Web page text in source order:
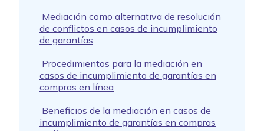
Mediación como alternativa de resolución
de conflictos en casos de incumplimiento
de garantías
Procedimientos para la mediación en
casos de incumplimiento de garantías en
compras en línea
Beneficios de la mediación en casos de
incumplimiento de garantías en compras